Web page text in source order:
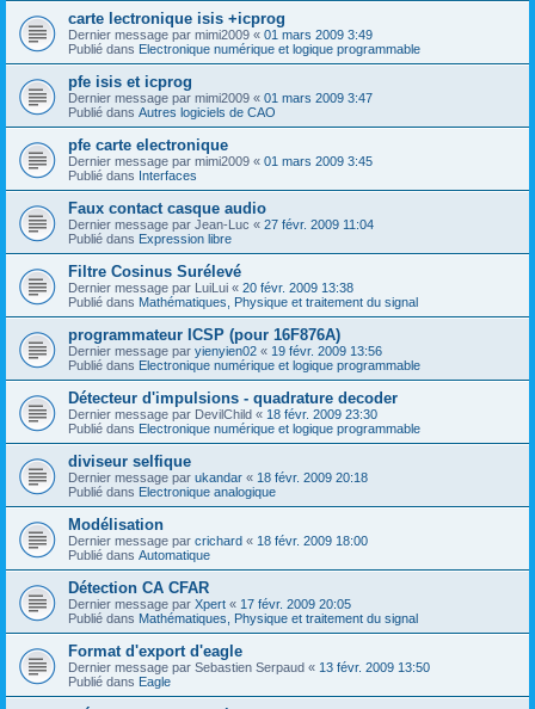
carte lectronique isis +icprog
Dernier message par mimi2009 « 01 mars 2009 3:49
Publié dans Electronique numérique et logique programmable
pfe isis et icprog
Dernier message par mimi2009 « 01 mars 2009 3:47
Publié dans Autres logiciels de CAO
pfe carte electronique
Dernier message par mimi2009 « 01 mars 2009 3:45
Publié dans Interfaces
Faux contact casque audio
Dernier message par Jean-Luc « 27 févr. 2009 11:04
Publié dans Expression libre
Filtre Cosinus Surélevé
Dernier message par LuiLui « 20 févr. 2009 13:38
Publié dans Mathématiques, Physique et traitement du signal
programmateur ICSP (pour 16F876A)
Dernier message par yienyien02 « 19 févr. 2009 13:56
Publié dans Electronique numérique et logique programmable
Détecteur d'impulsions - quadrature decoder
Dernier message par DevilChild « 18 févr. 2009 23:30
Publié dans Electronique numérique et logique programmable
diviseur selfique
Dernier message par ukandar « 18 févr. 2009 20:18
Publié dans Electronique analogique
Modélisation
Dernier message par crichard « 18 févr. 2009 18:00
Publié dans Automatique
Détection CA CFAR
Dernier message par Xpert « 17 févr. 2009 20:05
Publié dans Mathématiques, Physique et traitement du signal
Format d'export d'eagle
Dernier message par Sebastien Serpaud « 13 févr. 2009 13:50
Publié dans Eagle